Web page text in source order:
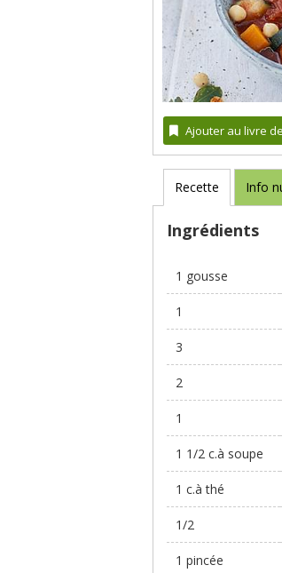
Ajouter au livre
Recette Info
Ingrédients
1 gousse
1
3
2
1
1 1/2 c.à soupe
1 c.à thé
1/2
1 pincée